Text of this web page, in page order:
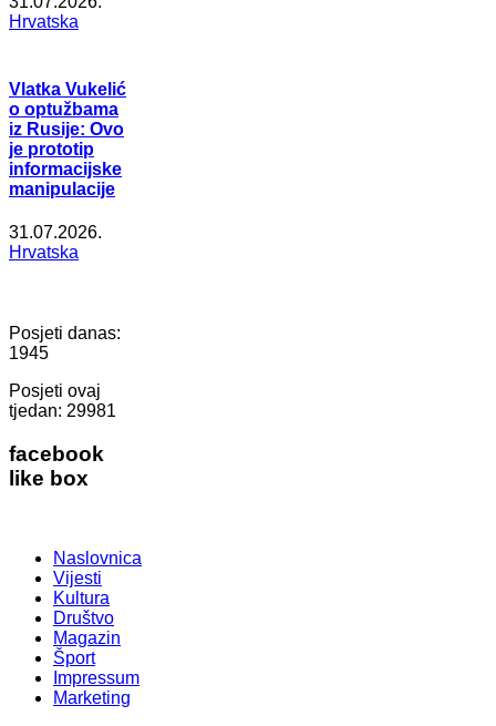
Hrvatska
Vlatka Vukelić
o optužbama
iz Rusije: Ovo
je prototip
informacijske
manipulacije
31.07.2026.
Hrvatska
Posjeti danas:
1945
Posjeti ovaj
tjedan: 29981
facebook
like box
Naslovnica
Vijesti
Kultura
Društvo
Magazin
Šport
Impressum
Marketing